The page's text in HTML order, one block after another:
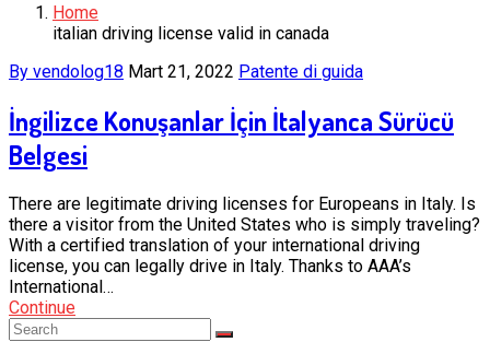
Home
italian driving license valid in canada
By vendolog18 Mart 21, 2022 Patente di guida
İngilizce Konuşanlar İçin İtalyanca Sürücü
Belgesi
There are legitimate driving licenses for Europeans in Italy. Is
there a visitor from the United States who is simply traveling?
With a certified translation of your international driving
license, you can legally drive in Italy. Thanks to AAA’s
International…
Continue